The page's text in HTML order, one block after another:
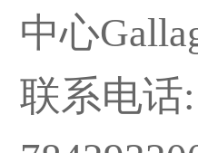
展会周
展单位
中心
联系电话